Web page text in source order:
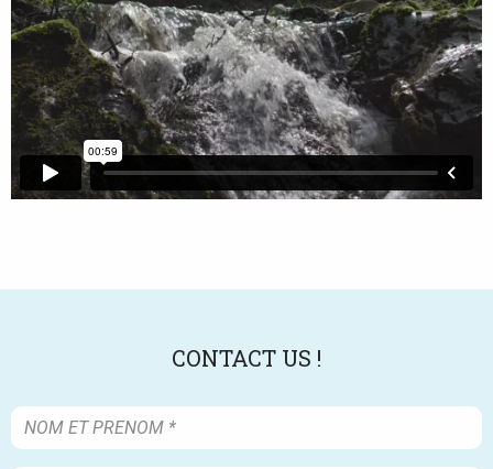
Bogaert
pâtre
©Annick
Pironet
CONTACT US !